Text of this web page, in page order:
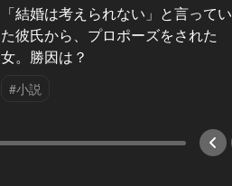
「結婚は考えられない」と言ってい
た彼氏から、プロポーズをされた
女。勝因は？
#小説